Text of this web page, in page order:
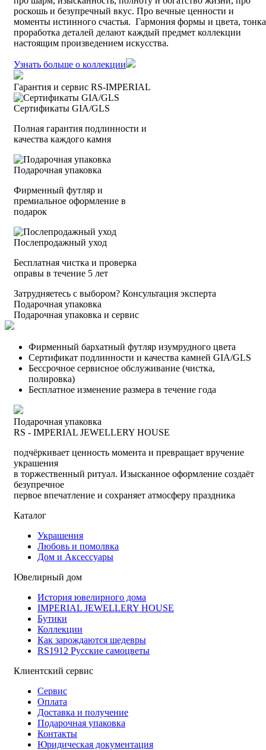
роскошь и безупречный вкус. Про вечные ценности и
моменты истинного счастья. Гармония формы и цвета,
проработка деталей делают каждый предмет коллекции
настоящим произведением искусства.
Узнать больше о коллекции
Гарантия и сервис RS‑IMPERIAL
Сертификаты GIA/GLS
Полная гарантия подлинности и
качества каждого камня
Подарочная упаковка
Фирменный футляр и
премиальное оформление в
подарок
Послепродажный уход
Бесплатная чистка и проверка
оправы в течение 5 лет
Затрудняетесь с выбором? Консультация эксперта
Подарочная упаковка
Подарочная упаковка и сервис
Фирменный бархатный футляр изумрудного цвета
Сертификат подлинности и качества камней GIA/GLS
Бессрочное сервисное обслуживание (чистка,
полировка)
Бесплатное изменение размера в течение года
Подарочная упаковка
RS - IMPERIAL JEWELLERY HOUSE
подчёркивает ценность момента и превращает вручение
украшения
в торжественный ритуал. Изысканное оформление создаёт
безупречное
первое впечатление и сохраняет атмосферу праздника
Каталог
Украшения
Любовь и помолвка
Дом и Аксессуары
Ювелирный дом
История ювелирного дома
IMPERIAL JEWELLERY HOUSE
Бутики
Коллекции
Как зарождаются шедевры
RS1912 Русские самоцветы
Клиентский сервис
Сервис
Оплата
Доставка и получение
Подарочная упаковка
Контакты
Юридическая документация